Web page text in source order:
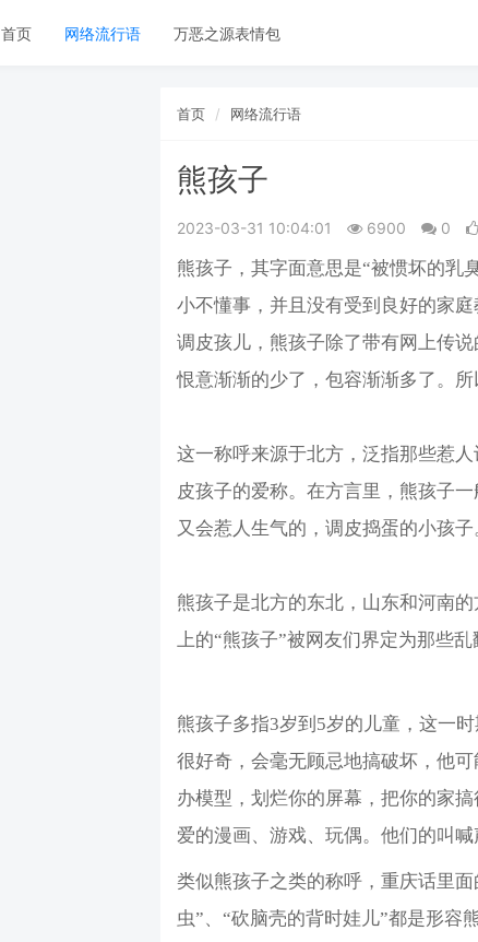
首页 网络流行语 万恶之源表情包
首页 网络流行语
熊孩子
2023-03-31 10:04:01 6900 0
熊孩子，其字面意思是“被惯坏的乳
小不懂事，并且没有受到良好的家庭
调皮孩儿，熊孩子除了带有网上传
恨意渐渐的少了，包容渐渐多了。所
这一称呼来源于北方，泛指那些惹
皮孩子的爱称。在方言里，熊孩子
又会惹人生气的，调皮捣蛋的小孩子
熊孩子是北方的东北，山东和河南
上的“熊孩子”被网友们界定为那些
熊孩子多指3岁到5岁的儿童，这一
很好奇，会毫无顾忌地搞破坏，他
办模型，划烂你的屏幕，把你的家
爱的漫画、游戏、玩偶。他们的叫
类似熊孩子之类的称呼，重庆话里
虫”、“砍脑壳的背时娃儿”都是形容